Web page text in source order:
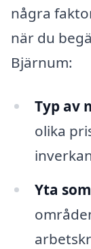
några
när du
Bjärnum:
Typ av
olika
Yta